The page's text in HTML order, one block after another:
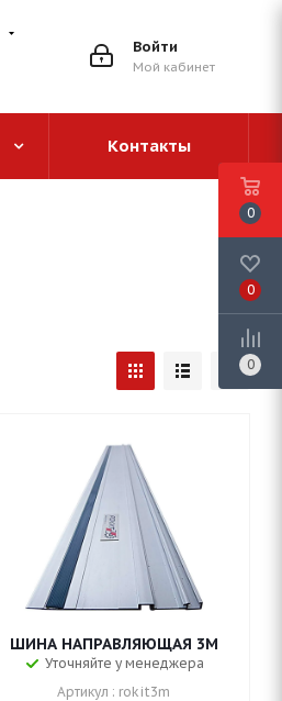
Войти
Мой кабинет
Контакты
ШИНА НАПРАВЛЯЮЩАЯ 3М
Уточняйте у менеджера
Артикул : rokit3m
0
0
0